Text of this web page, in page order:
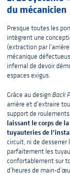
du mécanicien
Presque toutes les
intègrent une
(extraction par
mécanique
infernal de devoir
espaces exigus.
Grâce au designBack
arrière et d’extraire
support de
laissant le corps de
tuyauteries de
circuit, ni de
parfaitement les
confortablement sur
d’heures de main-